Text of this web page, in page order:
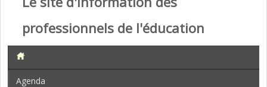
professionnels de l'éducation
Agenda